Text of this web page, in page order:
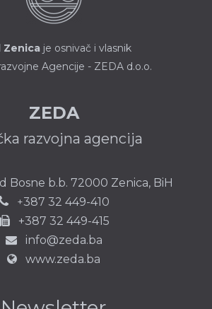
Zenica je osnivač i vlasnik
Agencije - ZEDA d.o.o.
ZEDA
razvojna agencija
Bosne b.b. 72000 Zenica, BiH
+387 32 449-410
+387 32 449-415
info@zeda.ba
www.zeda.ba